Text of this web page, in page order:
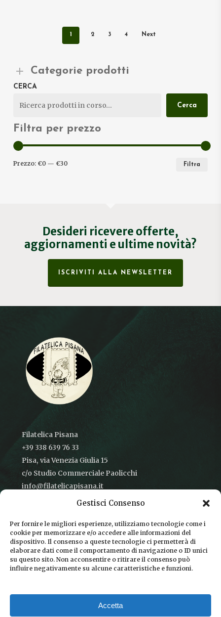
Gestisci Consenso
Per fornire le migliori esperienze, utilizziamo tecnologie come i
cookie per memorizzare e/o accedere alle informazioni del
dispositivo. Il consenso a queste tecnologie ci permetterà di
elaborare dati come il comportamento di navigazione o ID unici
su questo sito. Non acconsentire o ritirare il consenso può
influire negativamente su alcune caratteristiche e funzioni.
Accetta
1 2 3 4 Next
Categorie prodotti
CERCA
Cerca
Filtra per prezzo
Filtra
Prezzo: €0— €30
Desideri ricevere offerte,
aggiornamenti e ultime novità?
ISCRIVITI ALLA NEWSLETTER
Filatelica Pisana
+39 338 639 76 33
Pisa, via Venezia Giulia 15
c/o Studio Commerciale Paolicchi
info@filatelicapisana.it
CONDIZIONI DI VENDITA
INFORMATIVA SULLA PRIVACY
COOKIE POLICY